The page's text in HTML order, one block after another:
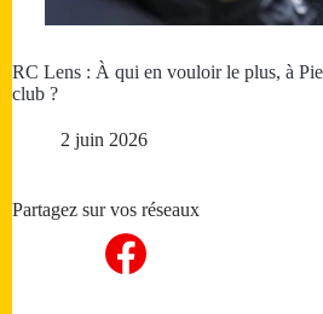
RC Lens : À qui en vouloir le plus, à
club ?
2 juin 2026
Partagez sur vos réseaux